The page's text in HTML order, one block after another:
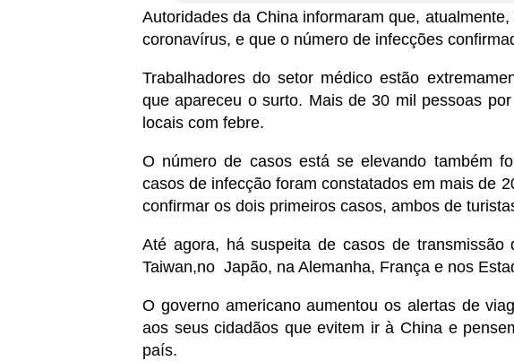
Autoridades da China informaram que,
coronavírus, e que o número de infecções
Trabalhadores do setor médico estão
que apareceu o surto. Mais de 30 mil pessoas
locais com febre.
O número de casos está se elevando também
casos de infecção foram constatados em mais de
confirmar os dois primeiros casos, ambos de
Até agora, há suspeita de casos de
Taiwan,no Japão, na Alemanha, França e nos
O governo americano aumentou os alertas de
aos seus cidadãos que evitem ir à China e
país.